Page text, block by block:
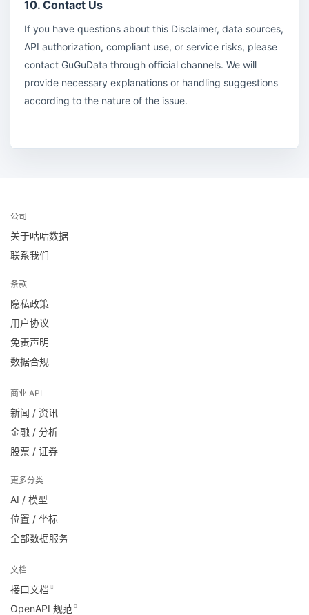
10. Contact Us
If you have questions about this Disclaimer, data sources,
API authorization, compliant use, or service risks, please
contact GuGuData through official channels. We will
provide necessary explanations or handling suggestions
according to the nature of the issue.
公司
关于咕咕数据
联系我们
条款
隐私政策
用户协议
免责声明
数据合规
商业 API
新闻 / 资讯
金融 / 分析
股票 / 证券
更多分类
AI / 模型
位置 / 坐标
全部数据服务
文档
接口文档
OpenAPI 规范